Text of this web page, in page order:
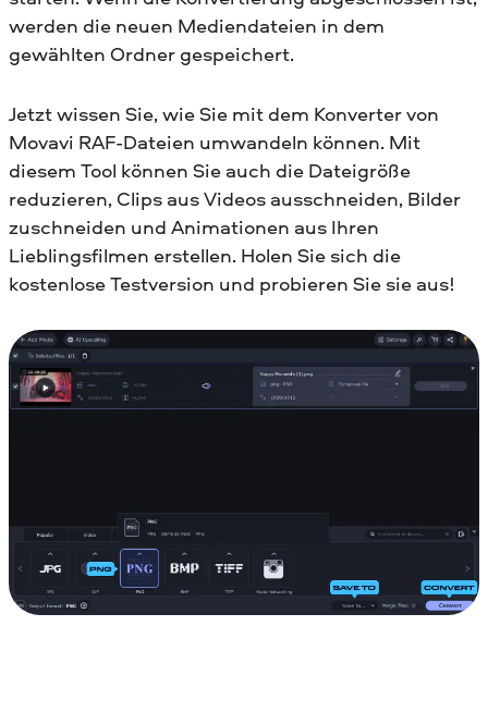
werden die neuen Mediendateien in dem
gewählten Ordner gespeichert.
Jetzt wissen Sie, wie Sie mit dem Konverter von
Movavi RAF-Dateien umwandeln können. Mit
diesem Tool können Sie auch die Dateigröße
reduzieren, Clips aus Videos ausschneiden, Bilder
zuschneiden und Animationen aus Ihren
Lieblingsfilmen erstellen. Holen Sie sich die
kostenlose Testversion und probieren Sie sie aus!